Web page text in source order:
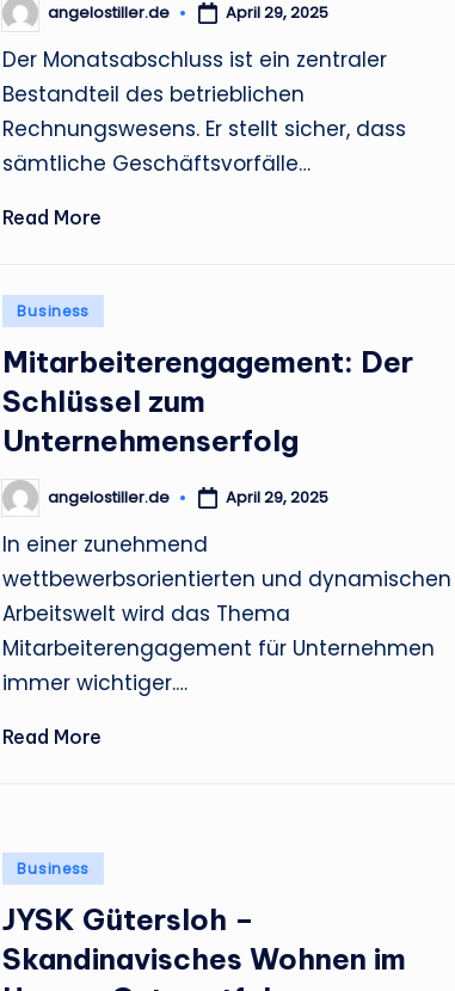
Posted
by
angelostiller.de April 29, 2025
Der Monatsabschluss ist ein zentraler
Bestandteil des betrieblichen
Rechnungswesens. Er stellt sicher, dass
sämtliche Geschäftsvorfälle…
Read More
Posted
Business
Mitarbeiterengagement: Der
Schlüssel zum
Unternehmenserfolg
Posted
by
angelostiller.de April 29, 2025
In einer zunehmend
wettbewerbsorientierten und dynamischen
Arbeitswelt wird das Thema
Mitarbeiterengagement für Unternehmen
immer wichtiger.…
Read More
Posted
Business
JYSK Gütersloh –
Skandinavisches Wohnen im